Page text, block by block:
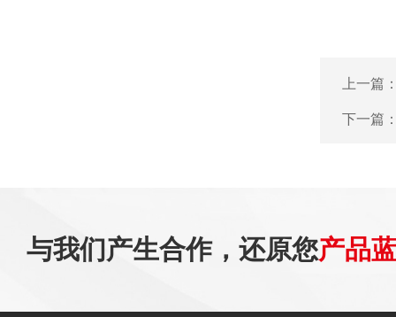
上一篇
下一篇
与我们产生合作，还原您产品